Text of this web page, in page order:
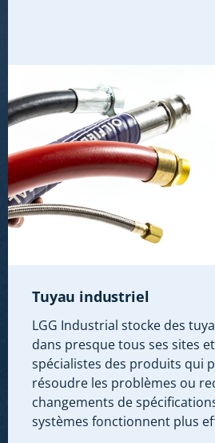
Tuyau industriel
LGG Industrial stocke des
dans presque tous ses sites
spécialistes des produits qui
résoudre les problèmes ou
changements de
systèmes fonctionnent plus